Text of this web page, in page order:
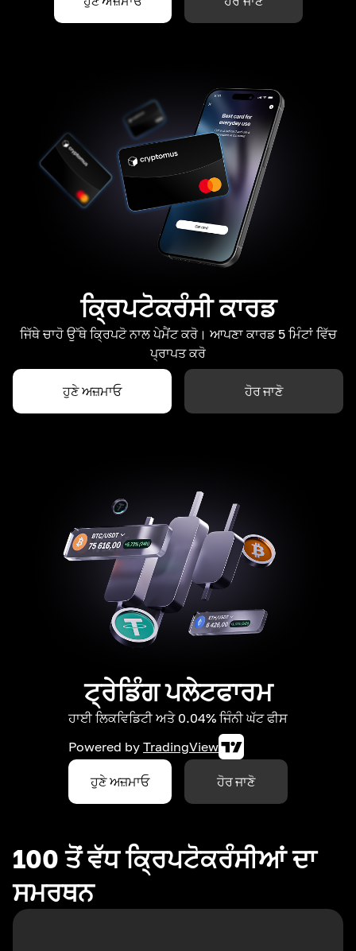
ਕ੍ਰਿਪਟੋਕਰੰਸੀ ਕਾਰਡ
ਜਿੱਥੇ ਚਾਹੋ ਉੱਥੇ ਕ੍ਰਿਪਟੋ ਨਾਲ ਪੇਮੈਂਟ ਕਰੋ। ਆਪਣਾ ਕਾਰਡ 5 ਮਿੰਟਾਂ ਵਿੱਚ
ਪ੍ਰਾਪਤ ਕਰੋ
ਹੁਣੇ ਅਜ਼ਮਾਓ ਹੋਰ ਜਾਣੋ
ਟ੍ਰੇਡਿੰਗ ਪਲੇਟਫਾਰਮ
ਹਾਈ ਲਿਕਵਿਡਿਟੀ ਅਤੇ 0.04% ਜਿੰਨੀ ਘੱਟ ਫੀਸ
Powered by TradingView
ਹੁਣੇ ਅਜ਼ਮਾਓ ਹੋਰ ਜਾਣੋ
100 ਤੋਂ ਵੱਧ ਕ੍ਰਿਪਟੋਕਰੰਸੀਆਂ ਦਾ
ਸਮਰਥਨ